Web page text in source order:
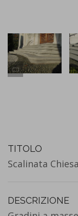
TITOLO
Scalinata
DESCRIZIONE